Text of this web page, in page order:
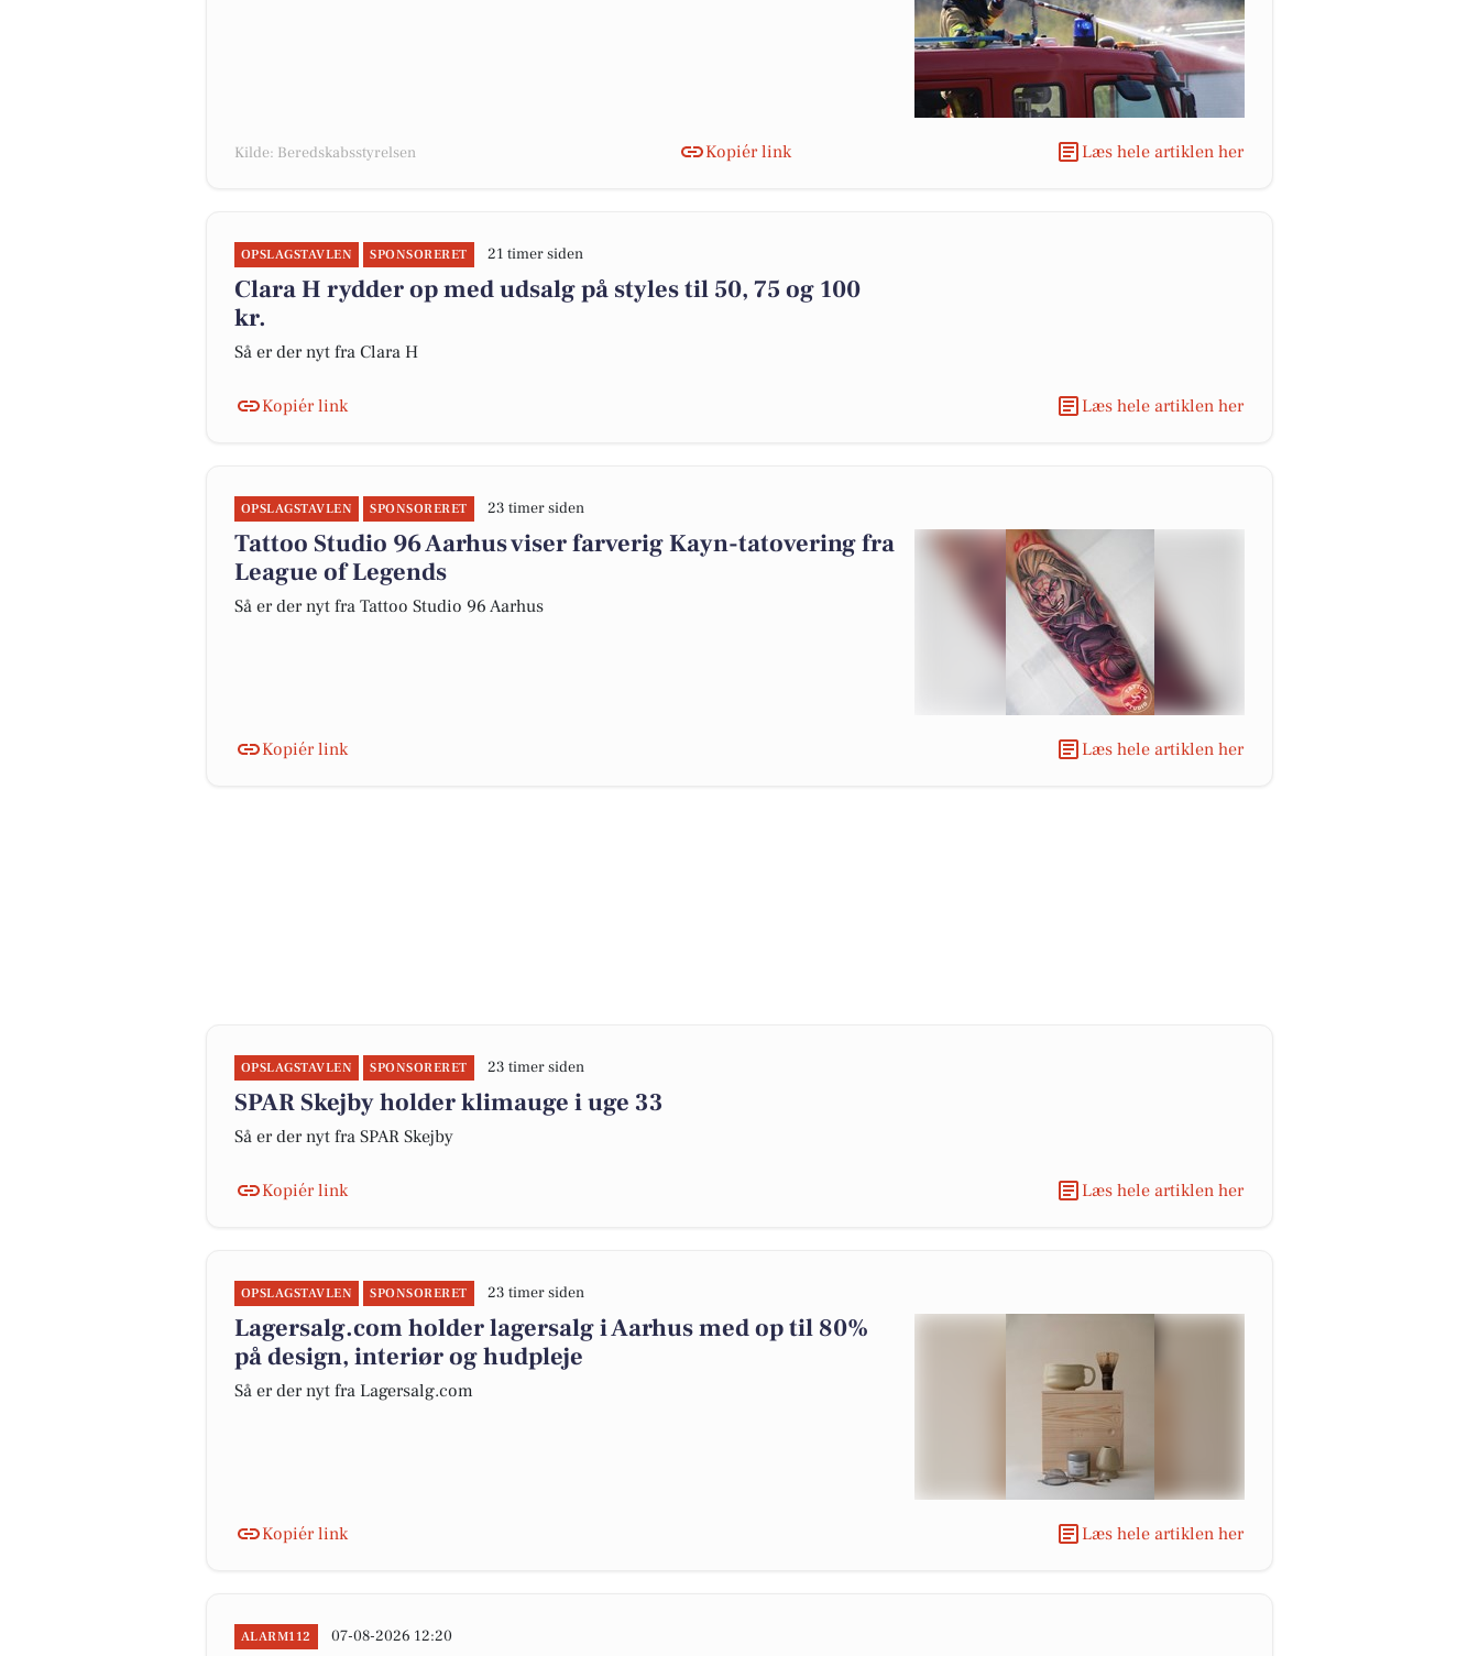
Kilde: Beredskabsstyrelsen Kopiér link Læs hele artiklen her
OPSLAGSTAVLEN SPONSORERET 21 timer siden
Clara H rydder op med udsalg på styles til 50, 75 og 100
kr.
Så er der nyt fra Clara H
Kopiér link Læs hele artiklen her
OPSLAGSTAVLEN SPONSORERET 23 timer siden
Tattoo Studio 96 Aarhus viser farverig Kayn-tatovering fra
League of Legends
Så er der nyt fra Tattoo Studio 96 Aarhus
Kopiér link Læs hele artiklen her
OPSLAGSTAVLEN SPONSORERET 23 timer siden
SPAR Skejby holder klimauge i uge 33
Så er der nyt fra SPAR Skejby
Kopiér link Læs hele artiklen her
OPSLAGSTAVLEN SPONSORERET 23 timer siden
Lagersalg.com holder lagersalg i Aarhus med op til 80%
på design, interiør og hudpleje
Så er der nyt fra Lagersalg.com
Kopiér link Læs hele artiklen her
ALARM112 07-08-2026 12:20